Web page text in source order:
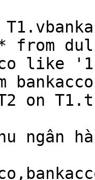
from
like
on
ngân